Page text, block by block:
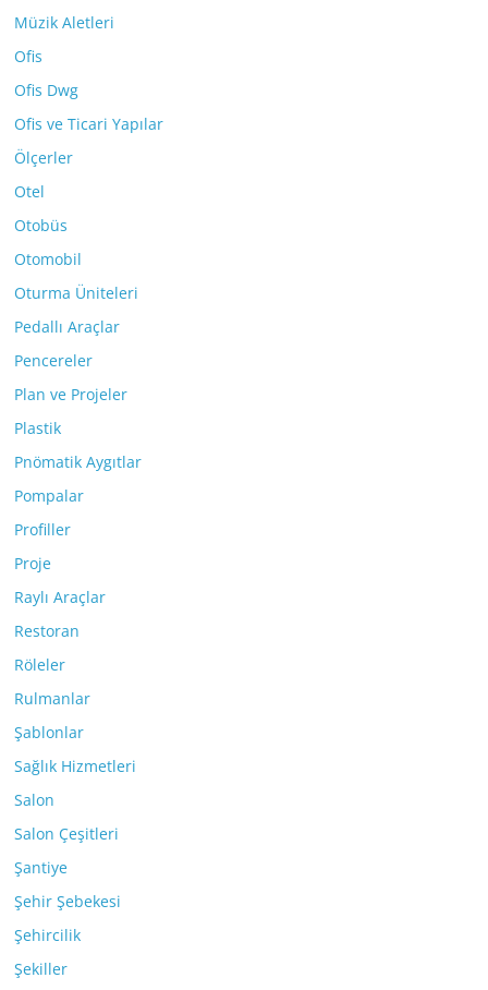
Müzik Aletleri
Ofis
Ofis Dwg
Ofis ve Ticari Yapılar
Ölçerler
Otel
Otobüs
Otomobil
Oturma Üniteleri
Pedallı Araçlar
Pencereler
Plan ve Projeler
Plastik
Pnömatik Aygıtlar
Pompalar
Profiller
Proje
Raylı Araçlar
Restoran
Röleler
Rulmanlar
Şablonlar
Sağlık Hizmetleri
Salon
Salon Çeşitleri
Şantiye
Şehir Şebekesi
Şehircilik
Şekiller